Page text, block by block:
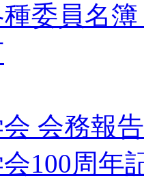
委員名
会務報
100周年